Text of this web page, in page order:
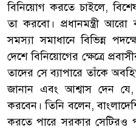
বিনিয়োগ করতে চাইলে,
তা করবো। প্রধানমন্ত্রী আরো
সমস্যা সমাধানে বিভিন্ন
দেশে বিনিয়োগের ক্ষেত্রে
তাদের সে ব্যাপারে তাঁকে
জানান এবং আশ্বাস দেন
করবেন। তিনি বলেন,
করতে পারে সরকার সেটিরও